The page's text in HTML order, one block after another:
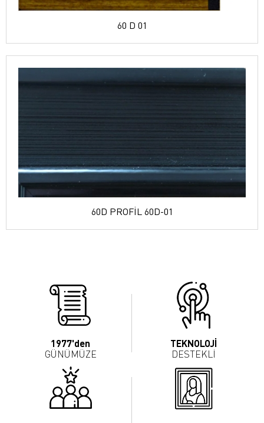
60 D 01
60D PROFİL 60D-01
1977'den
GÜNÜMÜZE
TEKNOLOJİ
DESTEKLİ